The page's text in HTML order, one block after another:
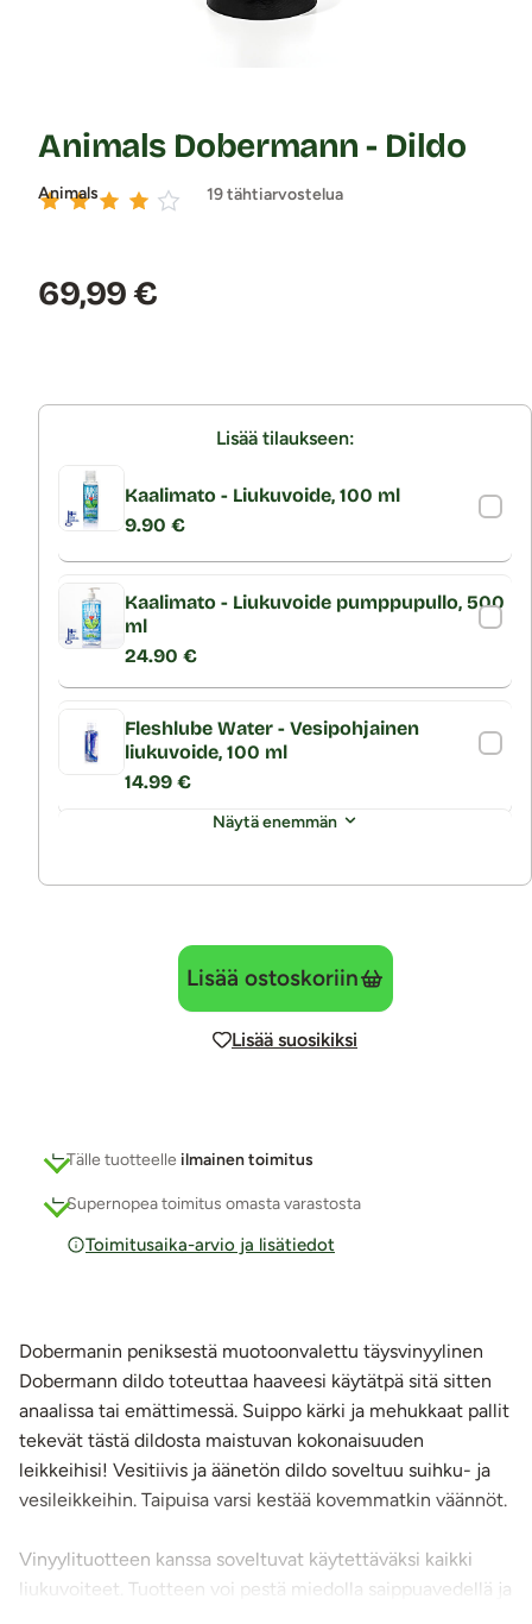
Animals
Animals Dobermann - Dildo
19 tähtiarvostelua
Hinta:
69,99 €
Lisää tilaukseen:
Kaalimato - Liukuvoide, 100 ml
9.90 €
Kaalimato - Liukuvoide pumppupullo, 500
ml
24.90 €
Fleshlube Water - Vesipohjainen
liukuvoide, 100 ml
14.99 €
Näytä enemmän
Lisää ostoskoriin
Lisää suosikiksi
Tälle tuotteelle ilmainen toimitus
Supernopea toimitus omasta varastosta
Toimitusaika-arvio ja lisätiedot
Dobermanin peniksestä muotoonvalettu täysvinyylinen
Dobermann dildo toteuttaa haaveesi käytätpä sitä sitten
anaalissa tai emättimessä. Suippo kärki ja mehukkaat pallit
tekevät tästä dildosta maistuvan kokonaisuuden
leikkeihisi! Vesitiivis ja äänetön dildo soveltuu suihku- ja
vesileikkeihin. Taipuisa varsi kestää kovemmatkin väännöt.
Vinyylituotteen kanssa soveltuvat käytettäväksi kaikki
liukuvoiteet. Tuotteen voi pestä miedolla saippuavedellä ja